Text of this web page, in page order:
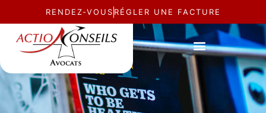
RENDEZ-VOUS RÉGLER UNE FACTURE